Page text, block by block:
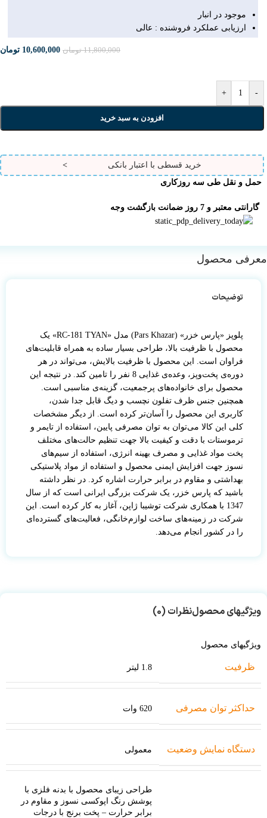
موجود در انبار
ارزیابی عملکرد فروشنده : عالی
11,800,000 تومان 10,600,000 تومان
-
+
افزودن به سبد خرید
خرید قسطی با اعتبار بانکی >
حمل و نقل طی سه روزکاری
گارانتی معتبر و 7 روز ضمانت بازگشت وجه
معرفی محصول
توضیحات
پلوپز «پارس خزر» (Pars Khazar) مدل «RC-181 TYAN» یک
محصول با ظرفیت بالا، طراحی بسیار ساده به همراه قابلیت‌های
فراوان است. این محصول با ظرفیت بالایش، می‌تواند در هر
دوره‌ی پخت‌و‌پز، وعده‌ی غذایی 8 نفر را تامین کند. در نتیجه این
محصول برای خانواده‌های پرجمعیت، گزینه‌ی مناسبی است.
همچنین جنس ظرف تفلون نچسب و دیگ قابل جدا شدن،
کاربری این محصول را آسان‌تر کرده است. از دیگر مشخصات
کلی این کالا می‌توان به توان مصرفی پایین، استفاده از تایمر و
ترموستات با دقت و کیفیت بالا جهت تنظیم حالت‌های مختلف
پخت مواد غذایی و مصرف بهینه انرژی، استفاده از سیم‌های
نسوز جهت افزایش ایمنی محصول و استفاده از مواد پلاستیکی
بهداشتی و مقاوم در برابر حرارت اشاره کرد. در نظر داشته
باشید که پارس خزر، یک شرکت بزرگی ایرانی است که از سال
1347 با همکاری شرکت توشیبا ژاپن، آغاز به کار کرده است. این
شرکت در زمینه‌های ساخت لوازم‌خانگی، فعالیت‌های گسترده‌ای
را در کشور انجام می‌دهد.
ویژگیهای محصولنظرات (0)
ویژگیهای محصول
ظرفیت 1.8 لیتر
حداکثر توان مصرفی 620 وات
دستگاه نمایش وضعیت معمولی
طراحی زیبای محصول با بدنه فلزی با
پوشش رنگ اپوکسی نسوز و مقاوم در
برابر حرارت – پخت برنج با درجات